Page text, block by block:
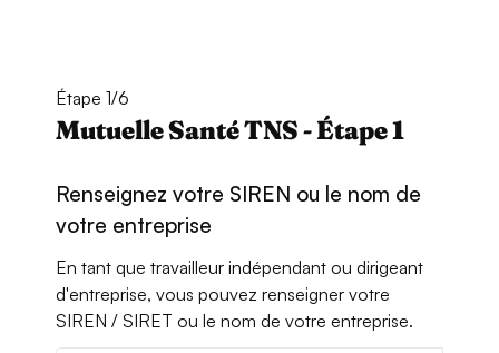
Étape 1/6
Mutuelle Santé TNS - Étape 1
Renseignez votre SIREN ou le nom de
votre entreprise
En tant que travailleur indépendant ou dirigeant
d'entreprise, vous pouvez renseigner votre
SIREN / SIRET ou le nom de votre entreprise.